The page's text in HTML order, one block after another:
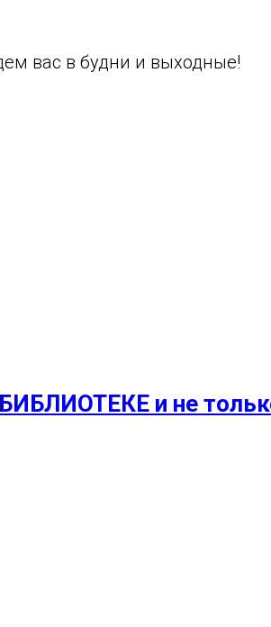
вас в будни и выходные!
и не